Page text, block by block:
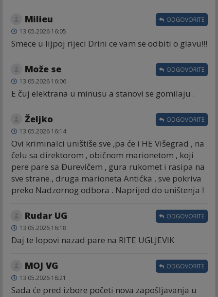
Milieu
13.05.2026 16:05
Smece u lijpoj rijeci Drini ce vam se odbiti o glavu!!!
ODGOVORITE
Može se
13.05.2026 16:06
E čuj elektrana u minusu a stanovi se gomilaju .
ODGOVORITE
Željko
13.05.2026 16:14
Ovi kriminalci uništiše.sve ,pa će i HE Višegrad , na
čelu sa direktorom , običnom marionetom , koji
pere pare sa Đurevičem , gura rukomet i rasipa na
sve strane., druga marioneta Antićka , sve pokriva
preko Nadzornog odbora . Naprijed do uništenja !
ODGOVORITE
Rudar UG
13.05.2026 16:18
Daj te lopovi nazad pare na RITE UGLJEVIK
ODGOVORITE
MOJ VG
13.05.2026 18:21
Sada će pred izbore početi nova zapošljavanja u
ODGOVORITE